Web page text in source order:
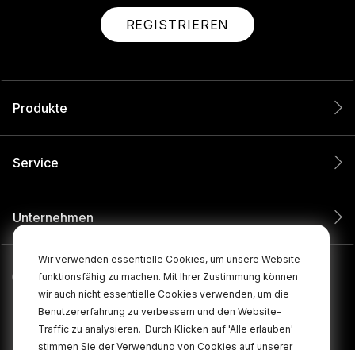
Wir verwenden essentielle Cookies, um unsere Website
funktionsfähig zu machen. Mit Ihrer Zustimmung können
wir auch nicht essentielle Cookies verwenden, um die
Benutzererfahrung zu verbessern und den Website-
Traffic zu analysieren. Durch Klicken auf 'Alle erlauben'
stimmen Sie der Verwendung von Cookies auf unserer
REGISTRIEREN
Produkte
Service
Unternehmen